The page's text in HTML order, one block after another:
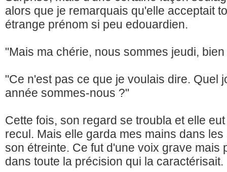
alors que je remarquais qu'elle acceptait
étrange prénom si peu edouardien.
"Mais ma chérie, nous sommes jeudi, bien
"Ce n'est pas ce que je voulais dire. Quel
année sommes-nous ?"
Cette fois, son regard se troubla et elle
recul. Mais elle garda mes mains dans
son étreinte. Ce fut d'une voix grave mais
dans toute la précision qui la caractérisait.